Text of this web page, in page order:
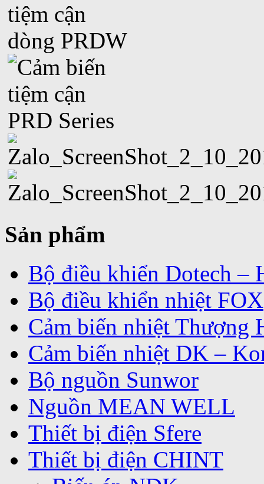
Sản phẩm
Bộ điều khiển Dotech –
Bộ điều khiển nhiệt FOX
Cảm biến nhiệt Thượng
Cảm biến nhiệt DK –
Bộ nguồn Sunwor
Nguồn MEAN WELL
Thiết bị điện Sfere
Thiết bị điện CHINT